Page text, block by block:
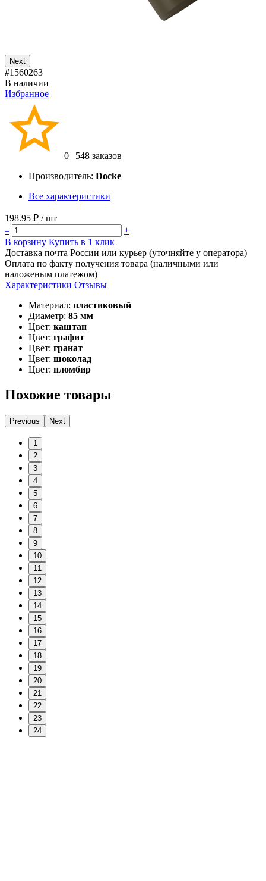
Next
#1560263
В наличии
Избранное
0 | 548 заказов
Производитель: Docke
Все характеристики
198.95 ₽ / шт
–
+
В корзину Купить в 1 клик
Доставка почта России или курьер (уточняйте у оператора)
Оплата по факту получения товара (наличными или
наложеным платежом)
Характеристики Отзывы
Материал: пластиковый
Диаметр: 85 мм
Цвет: каштан
Цвет: графит
Цвет: гранат
Цвет: шоколад
Цвет: пломбир
Похожие товары
Previous Next
1
2
3
4
5
6
7
8
9
10
11
12
13
14
15
16
17
18
19
20
21
22
23
24